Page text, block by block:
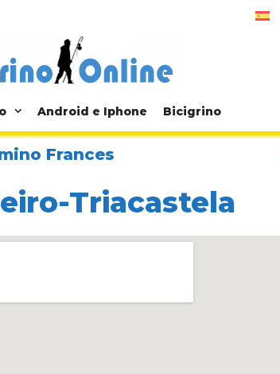
Android e Iphone Bicigrino
Frances
Triacastela